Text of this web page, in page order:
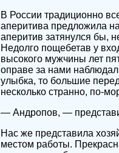
В России традиционно
аперитива предложила
аперитив затянулся бы,
Недолго пощебетав у
высокого мужчины лет
оправе за нами
улыбка, то большие
несколько странно, по-
— Андропов, —
Нас же представила
местом работы.